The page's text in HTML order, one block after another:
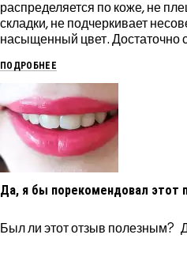
распределяется по коже, не
складки, не подчеркивает
насыщенный цвет. Достаточно
ПОДРОБНЕЕ
Да, я бы порекомендовал этот
Был ли этот отзыв полезным?